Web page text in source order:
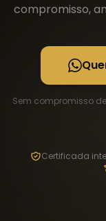
compromisso,
Sem compromisso
Certificada